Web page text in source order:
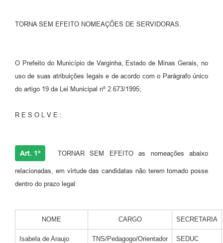
TORNA SEM EFEITO NOMEAÇÕES DE SERVIDORAS.
O Prefeito do Município de Varginha, Estado de Minas Gerais, no
uso de suas atribuições legais e de acordo com o Parágrafo único
do artigo 19 da Lei Municipal nº 2.673/1995;
R E S O L V E :
Art. 1º TORNAR SEM EFEITO as nomeações abaixo
relacionadas, em virtude das candidatas não terem tomado posse
dentro do prazo legal:
NOME CARGO SECRETARIA
Isabela de Araujo
TNS/Pedagogo/Orientador
SEDUC